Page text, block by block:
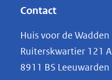
(verwijst
naar
een
Contact
Huis voor de Wadden
Ruiterskwartier 121 A
8911 BS Leeuwarden